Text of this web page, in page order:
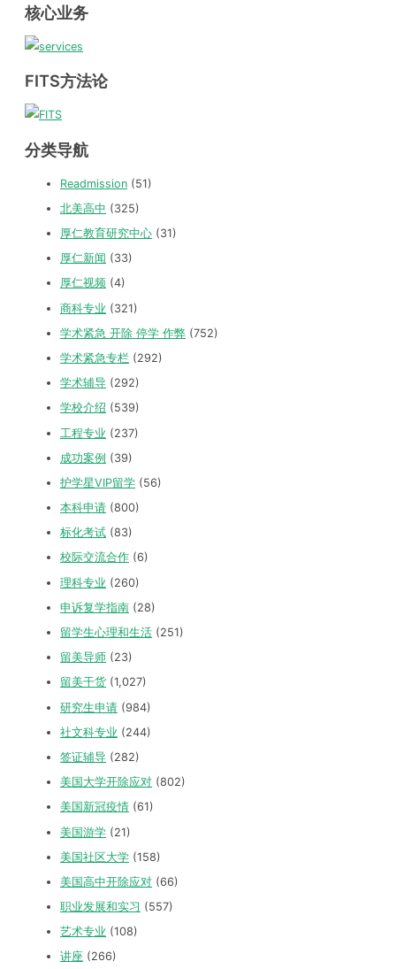
核心业务
FITS方法论
分类导航
Readmission (51)
北美高中 (325)
厚仁教育研究中心 (31)
厚仁新闻 (33)
厚仁视频 (4)
商科专业 (321)
学术紧急 开除 停学 作弊 (752)
学术紧急专栏 (292)
学术辅导 (292)
学校介绍 (539)
工程专业 (237)
成功案例 (39)
护学星VIP留学 (56)
本科申请 (800)
标化考试 (83)
校际交流合作 (6)
理科专业 (260)
申诉复学指南 (28)
留学生心理和生活 (251)
留美导师 (23)
留美干货 (1,027)
研究生申请 (984)
社文科专业 (244)
签证辅导 (282)
美国大学开除应对 (802)
美国新冠疫情 (61)
美国游学 (21)
美国社区大学 (158)
美国高中开除应对 (66)
职业发展和实习 (557)
艺术专业 (108)
讲座 (266)